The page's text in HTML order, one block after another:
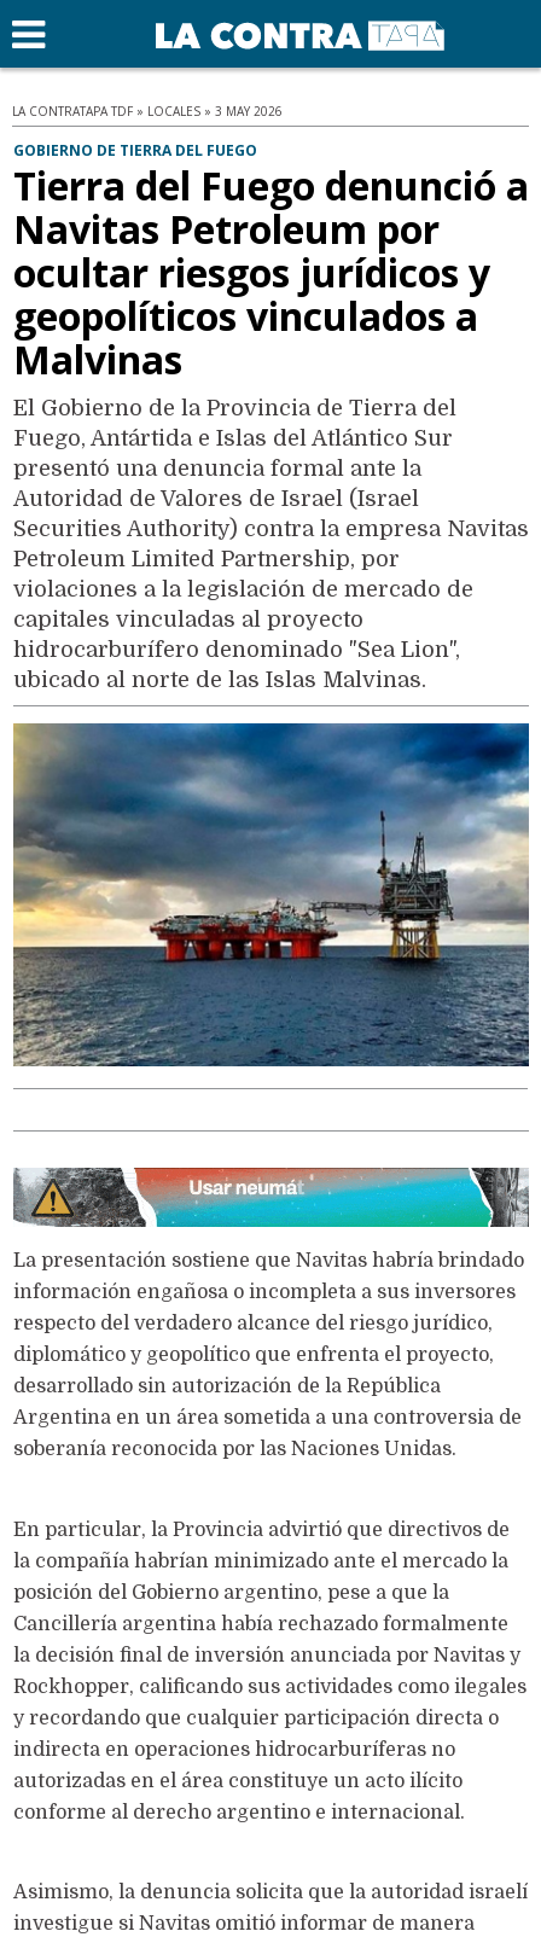
LA CONTRATAPA TDF » LOCALES » 3 MAY 2026
GOBIERNO DE TIERRA DEL FUEGO
Tierra del Fuego denunció a
Navitas Petroleum por
ocultar riesgos jurídicos y
geopolíticos vinculados a
Malvinas
El Gobierno de la Provincia de Tierra del
Fuego, Antártida e Islas del Atlántico Sur
presentó una denuncia formal ante la
Autoridad de Valores de Israel (Israel
Securities Authority) contra la empresa Navitas
Petroleum Limited Partnership, por
violaciones a la legislación de mercado de
capitales vinculadas al proyecto
hidrocarburífero denominado "Sea Lion",
ubicado al norte de las Islas Malvinas.
La presentación sostiene que Navitas habría brindado
información engañosa o incompleta a sus inversores
respecto del verdadero alcance del riesgo jurídico,
diplomático y geopolítico que enfrenta el proyecto,
desarrollado sin autorización de la República
Argentina en un área sometida a una controversia de
soberanía reconocida por las Naciones Unidas.
En particular, la Provincia advirtió que directivos de
la compañía habrían minimizado ante el mercado la
posición del Gobierno argentino, pese a que la
Cancillería argentina había rechazado formalmente
la decisión final de inversión anunciada por Navitas y
Rockhopper, calificando sus actividades como ilegales
y recordando que cualquier participación directa o
indirecta en operaciones hidrocarburíferas no
autorizadas en el área constituye un acto ilícito
conforme al derecho argentino e internacional.
Asimismo, la denuncia solicita que la autoridad israelí
investigue si Navitas omitió informar de manera